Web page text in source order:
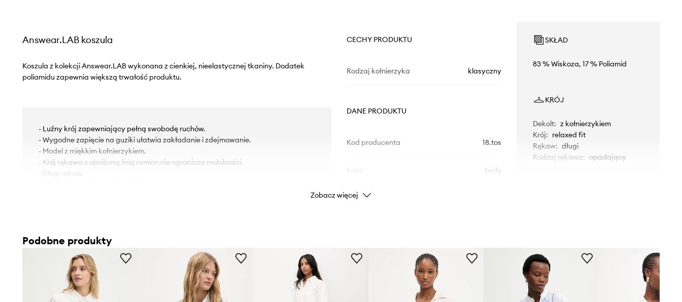
Answear.LAB koszula
Koszula z kolekcji Answear.LAB wykonana z cienkiej, nieelastycznej tkaniny. Dodatek
poliamidu zapewnia większą trwałość produktu.
- Luźny krój zapewniający pełną swobodę ruchów.
- Wygodne zapięcie na guziki ułatwia zakładanie i zdejmowanie.
- Model z miękkim kołnierzykiem.
- Krój rękawa z obniżoną linią ramion nie ogranicza mobilności.
- Długi rękaw.
- Szerokość pod pachami: 62 cm.
- Wymiary podane dla rozmiaru: S.
CECHY PRODUKTU
Rodzaj kołnierzyka klasyczny
DANE PRODUKTU
Kod producenta 18.tos
biały
Marka
ID Produktu
SKŁAD
83 % Wiskoza, 17 % Poliamid
KRÓJ
Dekolt: z kołnierzykiem
Krój: relaxed fit
Rękaw: długi
Rodzaj rękawa: opadający
Zalecamy wybór rozmiaru, jaki nosisz
zazwyczaj.
Tabela rozmiarów
Zobacz więcej
Podobne produkty